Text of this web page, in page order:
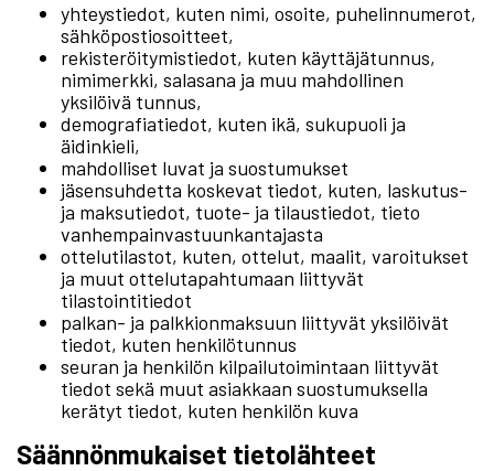
yhteystiedot, kuten nimi, osoite, puhelinnumerot,
sähköpostiosoitteet,
rekisteröitymistiedot, kuten käyttäjätunnus,
nimimerkki, salasana ja muu mahdollinen
yksilöivä tunnus,
demografiatiedot, kuten ikä, sukupuoli ja
äidinkieli,
mahdolliset luvat ja suostumukset
jäsensuhdetta koskevat tiedot, kuten, laskutus-
ja maksutiedot, tuote- ja tilaustiedot, tieto
vanhempainvastuunkantajasta
ottelutilastot, kuten, ottelut, maalit, varoitukset
ja muut ottelutapahtumaan liittyvät
tilastointitiedot
palkan- ja palkkionmaksuun liittyvät yksilöivät
tiedot, kuten henkilötunnus
seuran ja henkilön kilpailutoimintaan liittyvät
tiedot sekä muut asiakkaan suostumuksella
kerätyt tiedot, kuten henkilön kuva
Säännönmukaiset tietolähteet